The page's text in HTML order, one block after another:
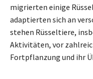
migrierten einige
adaptierten sich an
stehen Rüsseltiere,
Aktivitäten, vor
Fortpflanzung und ihr